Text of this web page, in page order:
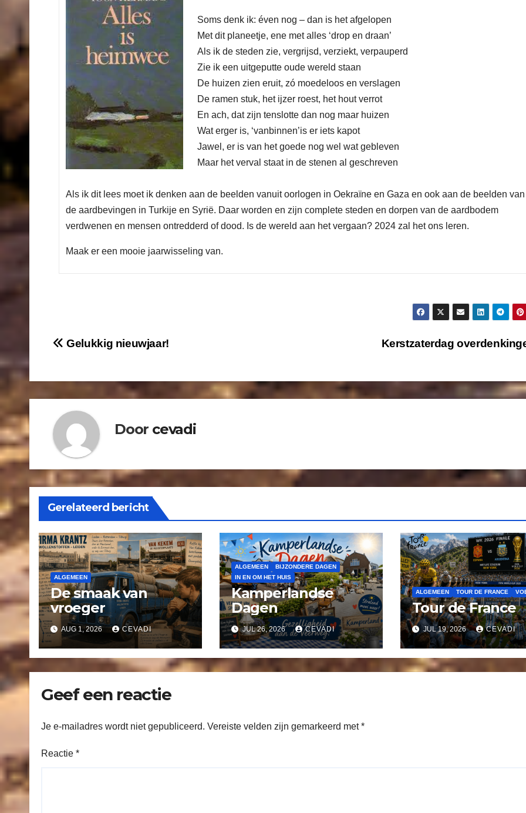
Soms denk ik: éven nog – dan is het afgelopen
Met dit planeetje, ene met alles ‘drop en draan’
Als ik de steden zie, vergrijsd, verziekt, verpauperd
Zie ik een uitgeputte oude wereld staan
De huizen zien eruit, zó moedeloos en verslagen
De ramen stuk, het ijzer roest, het hout verrot
En ach, dat zijn tenslotte dan nog maar huizen
Wat erger is, ‘vanbinnen’is er iets kapot
Jawel, er is van het goede nog wel wat gebleven
Maar het verval staat in de stenen al geschreven
Als ik dit lees moet ik denken aan de beelden vanuit oorlogen in Oekraïne en Gaza en ook aan de beelden van
de aardbevingen in Turkije en Syrië. Daar worden en zijn complete steden en dorpen van de aardbodem
verdwenen en mensen ontredderd of dood. Is de wereld aan het vergaan? 2024 zal het ons leren.
Maak er een mooie jaarwisseling van.
Kerstzaterdag
Gelukkig nieuwjaar!
Door cevadi
Gerelateerd bericht
ALGEMEEN
De smaak van
vroeger
AUG 1, 2026 CEVADI
ALGEMEEN
BIJZONDERE DAGEN
IN EN OM HET HUIS
Kamperlandse
Dagen
JUL 26, 2026 CEVADI
ALGEMEEN TOUR DE FRANCE
Tour de France
JUL 19, 2026 CEVADI
Geef een reactie
Je e-mailadres wordt niet gepubliceerd. Vereiste velden zijn gemarkeerd met*
Reactie *